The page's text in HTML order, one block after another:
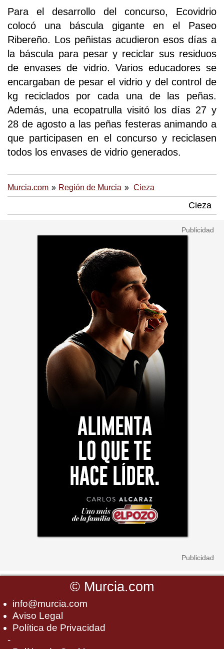
Para el desarrollo del concurso, Ecovidrio
colocó una báscula gigante en el Paseo
Ribereño. Los peñistas acudieron esos días a
la báscula para pesar y reciclar sus residuos
de envases de vidrio. Varios educadores se
encargaban de pesar el vidrio y del control de
kg reciclados por cada una de las peñas.
Además, una ecopatrulla visitó los días 27 y
28 de agosto a las peñas festeras animando a
que participasen en el concurso y reciclasen
todos los envases de vidrio generados.
Murcia.com Región de Murcia Cieza
Cieza
© Murcia.com
info@murcia.com
Aviso Legal
Política de Privacidad
-